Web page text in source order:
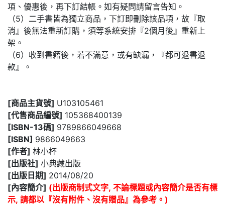
項、優惠後，再下訂結帳。如有疑問請留言告知。
（5）二手書皆為獨立商品，下訂即刪除該品項，故『取
消』後無法重新訂購，須等系統安排『2個月後』重新上
架。
（6）收到書籍後，若不滿意，或有缺漏，『都可退書退
款』。
[商品主貨號] U103105461
[代售商品編號] 105368400139
[ISBN-13碼] 9789866049668
[ISBN] 9866049663
[作者] 林小杯
[出版社] 小典藏出版
[出版日期] 2014/08/20
[內容簡介] (出版商制式文字, 不論標題或內容簡介是否有標
示, 請都以『沒有附件、沒有贈品』為參考。)